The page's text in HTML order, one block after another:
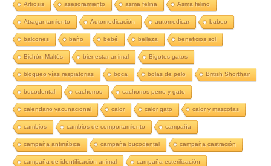
Artrosis asesoramiento asma felina Asma felino
Atragantamiento Automedicación automedicar babeo
balcones baño bebé belleza beneficios sol
Bichón Maltés bienestar animal Bigotes gatos
bloqueo vías respiatorias boca bolas de pelo British Shorthair
bucodental cachorros cachorros perro y gato
calendario vacunacional calor calor gato calor y mascotas
cambios cambios de comportamiento campaña
campaña antirrábica campaña bucodental campaña castración
campaña de identificación animal campaña esterilización